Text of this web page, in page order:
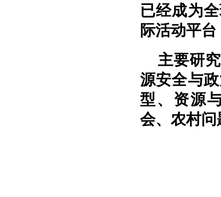
已经成为
际活动平
主要研究
源安全与
型、资源
会、农村